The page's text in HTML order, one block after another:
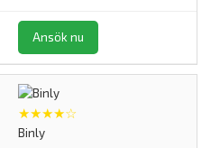
Ansök nu
★★★★☆
Binly